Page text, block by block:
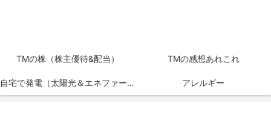
TMの株（株主優待&配当） TMの感想あれこれ
自宅で発電（太陽光＆エネファーム） アレルギー